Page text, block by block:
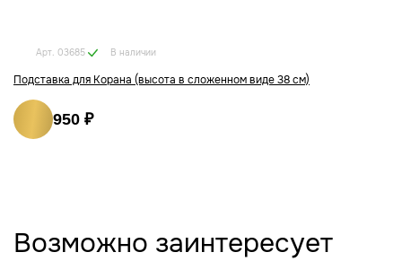
Арт. 03685 В наличии
Подставка для Корана (высота в сложенном виде 38 см)
950 ₽
Возможно заинтересует